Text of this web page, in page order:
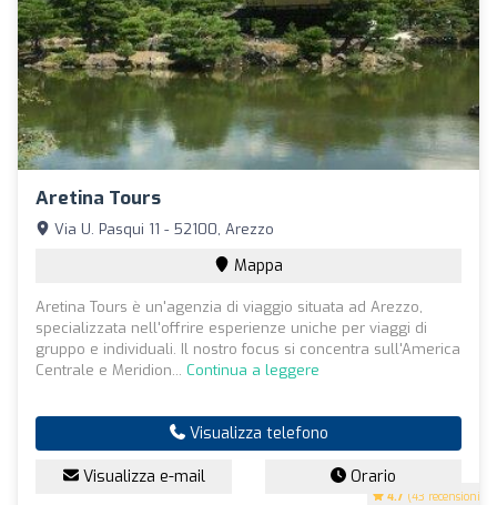
Aretina Tours
4.7 (43 recensioni)
Via U. Pasqui 11 - 52100, Arezzo
Mappa
Aretina Tours è un'agenzia di viaggio situata ad Arezzo,
specializzata nell'offrire esperienze uniche per viaggi di
gruppo e individuali. Il nostro focus si concentra sull'America
Centrale e Meridion... Continua a leggere
Visualizza telefono
Visualizza e-mail Orario